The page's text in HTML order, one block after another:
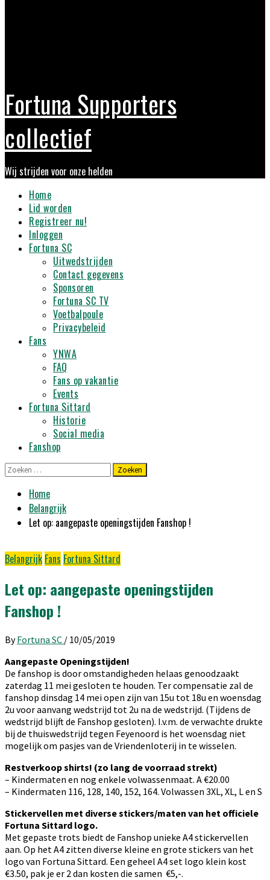
Fortuna Supporters
collectief
Wij strijden voor onze helden
Primary
Menu
Home
Lid worden
Registreer nu!
Inloggen
Fortuna SC
Uitwedstrijden
Contact gegevens
Sponsoren
Fortuna SC TV
Voetbalpoule
Privacybeleid
Fans
YNWA
FAQ
Fans op vakantie
Events
Fortuna Sittard
Historie
Social media
Fanshop
Zoeken
naar:
Home
Belangrijk
Let op: aangepaste openingstijden Fanshop !
Belangrijk Fans Fortuna Sittard
Let op: aangepaste openingstijden
Fanshop !
By Fortuna SC / 10/05/2019
Aangepaste Openingstijden!
De fanshop is door omstandigheden helaas genoodzaakt
zaterdag 11 mei gesloten te houden. Ter compensatie zal de
fanshop dinsdag 14 mei open zijn van 15u tot 18u en woensdag
2u voor aanvang wedstrijd tot 2u na de wedstrijd. (Tijdens de
wedstrijd blijft de Fanshop gesloten). I.v.m. de verwachte drukte
bij de thuiswedstrijd tegen Feyenoord is het woensdag niet
mogelijk om pasjes van de Vriendenloterij in te wisselen.
Restverkoop shirts! (zo lang de voorraad strekt)
– Kindermaten en nog enkele volwassenmaat. A €20.00
– Kindermaten 116, 128, 140, 152, 164. Volwassen 3XL, XL, L en S
Stickervellen met diverse stickers/maten van het officiele
Fortuna Sittard logo.
Met gepaste trots biedt de Fanshop unieke A4 stickervellen
aan. Op het A4 zitten diverse kleine en grote stickers van het
logo van Fortuna Sittard. Een geheel A4 set logo klein kost
€3.50, pak je er 2 dan kosten die samen €5,-.